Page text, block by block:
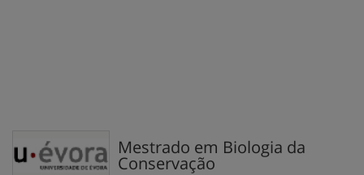
Mestrado em Biologia da
Conservação